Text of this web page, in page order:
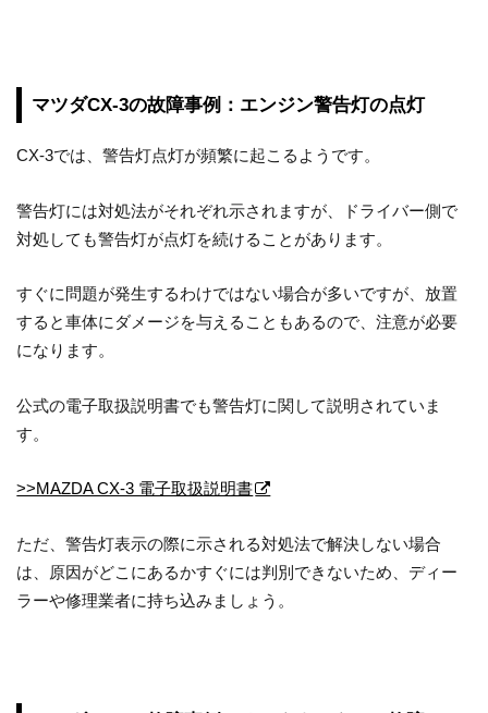
マツダCX-3の故障事例：エンジン警告灯の点灯
CX-3では、警告灯点灯が頻繁に起こるようです。
警告灯には対処法がそれぞれ示されますが、ドライバー側で
対処しても警告灯が点灯を続けることがあります。
すぐに問題が発生するわけではない場合が多いですが、放置
すると車体にダメージを与えることもあるので、注意が必要
になります。
公式の電子取扱説明書でも警告灯に関して説明されていま
す。
>>MAZDA CX-3 電子取扱説明書
ただ、警告灯表示の際に示される対処法で解決しない場合
は、原因がどこにあるかすぐには判別できないため、ディー
ラーや修理業者に持ち込みましょう。